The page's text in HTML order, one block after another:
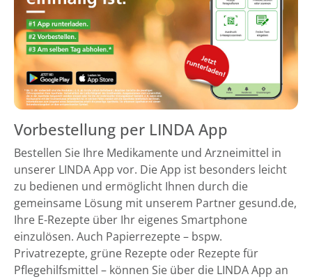
Vorbestellung per LINDA App
Bestellen Sie Ihre Medikamente und Arzneimittel in
unserer LINDA App vor. Die App ist besonders leicht
zu bedienen und ermöglicht Ihnen durch die
gemeinsame Lösung mit unserem Partner gesund.de,
Ihre E-Rezepte über Ihr eigenes Smartphone
einzulösen. Auch Papierrezepte – bspw.
Privatrezepte, grüne Rezepte oder Rezepte für
Pflegehilfsmittel – können Sie über die LINDA App an